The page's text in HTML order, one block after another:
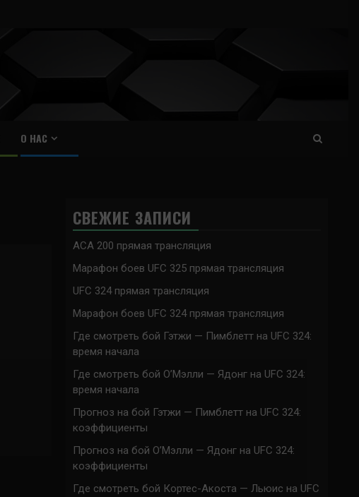
О НАС
СВЕЖИЕ ЗАПИСИ
ACA 200 прямая трансляция
Марафон боев UFC 325 прямая трансляция
UFC 324 прямая трансляция
Марафон боев UFC 324 прямая трансляция
Где смотреть бой Гэтжи — Пимблетт на UFC 324:
время начала
Где смотреть бой О’Мэлли — Ядонг на UFC 324:
время начала
Прогноз на бой Гэтжи — Пимблетт на UFC 324:
коэффициенты
Прогноз на бой О’Мэлли — Ядонг на UFC 324:
коэффициенты
Где смотреть бой Кортес-Акоста — Льюис на UFC